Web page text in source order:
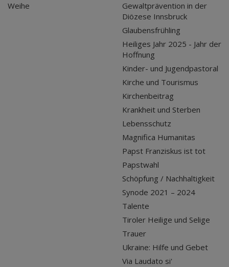
Weihe
Gewaltprävention in der
Diözese Innsbruck
Glaubensfrühling
Heiliges Jahr 2025 - Jahr der
Hoffnung
Kinder- und Jugendpastoral
Kirche und Tourismus
Kirchenbeitrag
Krankheit und Sterben
Lebensschutz
Magnifica Humanitas
Papst Franziskus ist tot
Papstwahl
Schöpfung / Nachhaltigkeit
Synode 2021 – 2024
Talente
Tiroler Heilige und Selige
Trauer
Ukraine: Hilfe und Gebet
Via Laudato si'